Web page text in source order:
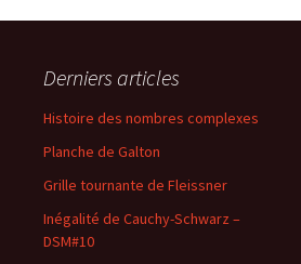
Derniers articles
Histoire des nombres complexes
Planche de Galton
Grille tournante de Fleissner
Inégalité de Cauchy-Schwarz –
DSM#10